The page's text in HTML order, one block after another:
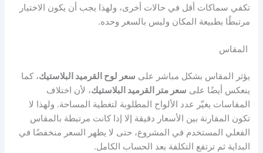
تكفي سماكات أقل في حالات أخرى، ولهذا يجب أن يكون الاختيار
مرتبطًا بطبيعة المكان وليس بالسعر وحده.
المقاس
يؤثر المقاس بشكل مباشر على سعر لوح القرميد البلاستيك، كما
ينعكس أيضًا على سعر متر القرميد البلاستيك، لأن اختلاف
المقاسات يغيّر عدد الألواح المطلوبة لتغطية المساحة. ولهذا لا
تكون المقارنة بين الأسعار دقيقة إلا إذا كانت مرتبطة بالمقاس
الفعلي المستخدم في المشروع، حتى لا يظهر السعر منخفضًا في
البداية ثم ترتفع التكلفة بعد الحساب الكامل.